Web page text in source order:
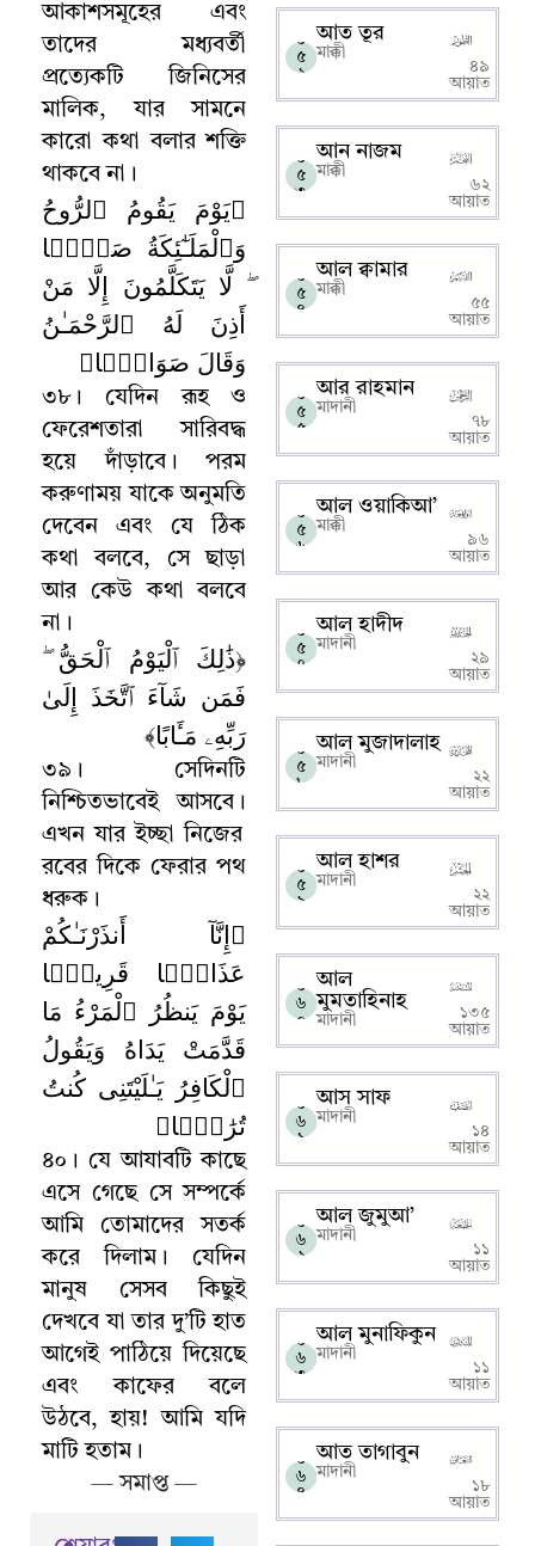
আকাশসমূহের এবং
তাদের মধ্যবর্তী
প্রত্যেকটি জিনিসের
মালিক,যার সামনে
কারো কথা বলার শক্তি
থাকবে না ।
﴿يَوْمَ يَقُومُ ٱلرُّوحُ
وَٱلْمَلَـٰٓئِكَةُ صَفًّۭا
ۖ لَّا يَتَكَلَّمُونَ إِلَّا مَنْ
أَذِنَ لَهُ ٱلرَّحْمَـٰنُ
وَقَالَ صَوَابًۭا﴾
৩৮। যেদিন রূহ
ও
ফেরেশতারা সারিবদ্ধ
হয়ে দাঁড়াবে। পরম
করুণাময় যাকে অনুমতি
দেবেন এবং যে ঠিক
কথা বলবে, সে ছাড়া
আর কেউ কথা বলবে
না ।
﴿ذَٰلِكَ ٱلْيَوْمُ ٱلْحَقُّ ۖ
فَمَن شَآءَ ٱتَّخَذَ إِلَىٰ
رَبِّهِۦ مَـَٔابًا﴾
৩৯ ।
সেদিনটি
নিশ্চিতভাবেই আসবে ।
এখন যার ইচ্ছা নিজের
রবের দিকে ফেরার পথ
ধরুক ।
﴿إِنَّآ أَنذَرْنَـٰكُمْ
عَذَابًۭا قَرِيبًۭا
يَوْمَ يَنظُرُ ٱلْمَرْءُ مَا
قَدَّمَتْ يَدَاهُ وَيَقُولُ
ٱلْكَافِرُ يَـٰلَيْتَنِى كُنتُ
تُرَٰبًۢا﴾
৪০ । যে আযাবটি কাছে
এসে গেছে সে সম্পর্কে
আমি তোমাদের সতর্ক
করে দিলাম ।
যেদিন
মানুষ সেসব কিছুই
দেখবে যা তার দু’টি হাত
আগেই পাঠিয়ে দিয়েছে
এবং কাফের বলে
উঠবে,হায়! আমি যদি
মাটি হতাম ।
—সমাপ্ত —
০
৫
২
আত তূর
মাক্কী
৪৯
আয়াত
০
৫
৩
আন নাজম
মাক্কী
৬২
আয়াত
০
৫
৪
আল ক্বামার
মাক্কী
৫৫
আয়াত
০
৫
৫
আর রাহমান
মাদানী
৭৮
আয়াত
০
৫
৬
আল ওয়াকিআ’
মাক্কী
৯৬
আয়াত
০
৫
৭
আল হাদীদ
মাদানী
২৯
আয়াত
০
৫
৮
আল মুজাদালাহ
মাদানী
২২
আয়াত
০
৫
৯
আল হাশর
মাদানী
২২
আয়াত
০
৬
০
আল
মুমতাহিনাহ
মাদানী
১৩৫
আয়াত
০
৬
১
আস সাফ
মাদানী
১৪
আয়াত
০
৬
২
আল জুমুআ’
মাদানী
১১
আয়াত
০
৬
৩
আল মুনাফিকুন
মাদানী
১১
আয়াত
০
৬
৪
আত তাগাবুন
মাদানী
১৮
আয়াত